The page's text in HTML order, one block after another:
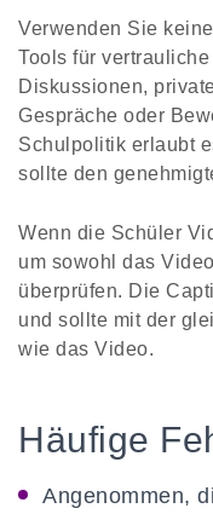
Verwenden Sie
Tools für
Diskussionen,
Gespräche oder
Schulpolitik erlaubt
sollte den
Wenn die Schüler
um sowohl das
überprüfen. Die
und sollte mit der
wie das Video.
Häufige
Angenommen,